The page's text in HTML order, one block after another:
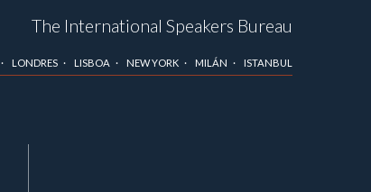
The International Speakers Bureau
LONDRES LISBOA NEW YORK MILÁN ISTANBUL